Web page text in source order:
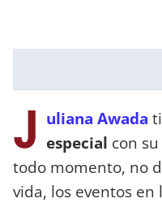
J uliana Awada
especial con
todo momento, no
vida, los eventos